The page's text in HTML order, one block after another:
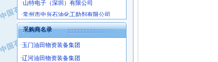
·常州市中兴石油化工助剂有限公司
·姜堰市三联助剂有限公司
·四川中光高技术研究所有限责任公司
·江苏天安防雷工程有限责任公司
·山东东营胜利工业园区
采购商名录
·玉门油田物资装备集团
·辽河油田物资装备集团